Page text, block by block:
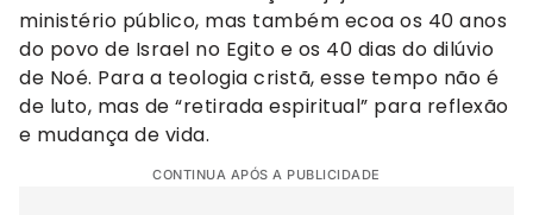
ministério público, mas também ecoa os 40 anos
do povo de Israel no Egito e os 40 dias do dilúvio
de Noé. Para a teologia cristã, esse tempo não é
de luto, mas de “retirada espiritual” para reflexão
e mudança de vida.
CONTINUA APÓS A PUBLICIDADE